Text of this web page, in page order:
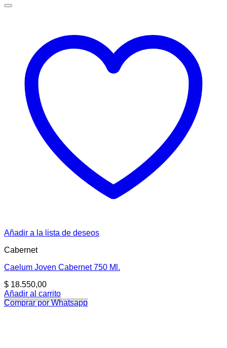
Añadir a la lista de deseos
Cabernet
Caelum Joven Cabernet 750 Ml.
$ 18.550,00
Añadir al carrito
Comprar por Whatsapp